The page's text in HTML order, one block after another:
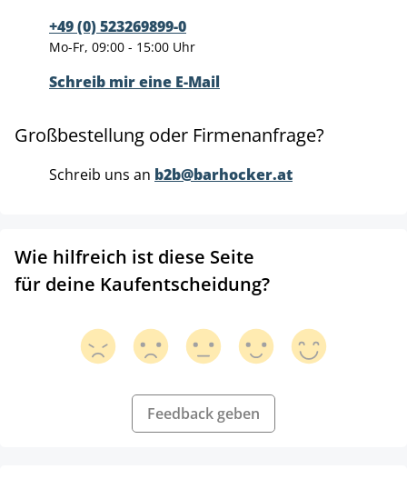
+49 (0) 523269899-0
Mo-Fr, 09:00 - 15:00 Uhr
Schreib mir eine E-Mail
Großbestellung oder Firmenanfrage?
Schreib uns an b2b@barhocker.at
Wie hilfreich ist diese Seite
für deine Kaufentscheidung?
Feedback geben